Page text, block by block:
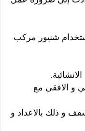
شنيور مركب
و الافقي مع
و ذلك بالاعداد و